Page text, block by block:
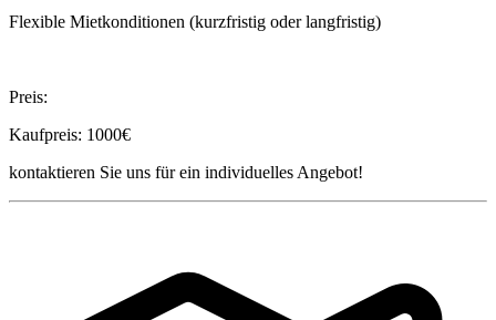
Flexible Mietkonditionen (kurzfristig oder langfristig)
Preis:
Kaufpreis: 1000€
kontaktieren Sie uns für ein individuelles Angebot!